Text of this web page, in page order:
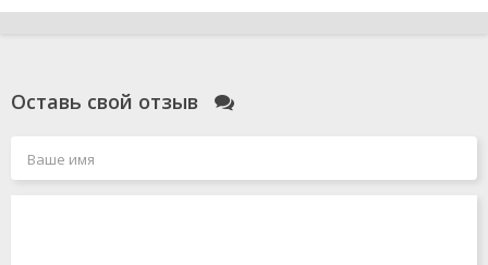
Оставь свой отзыв